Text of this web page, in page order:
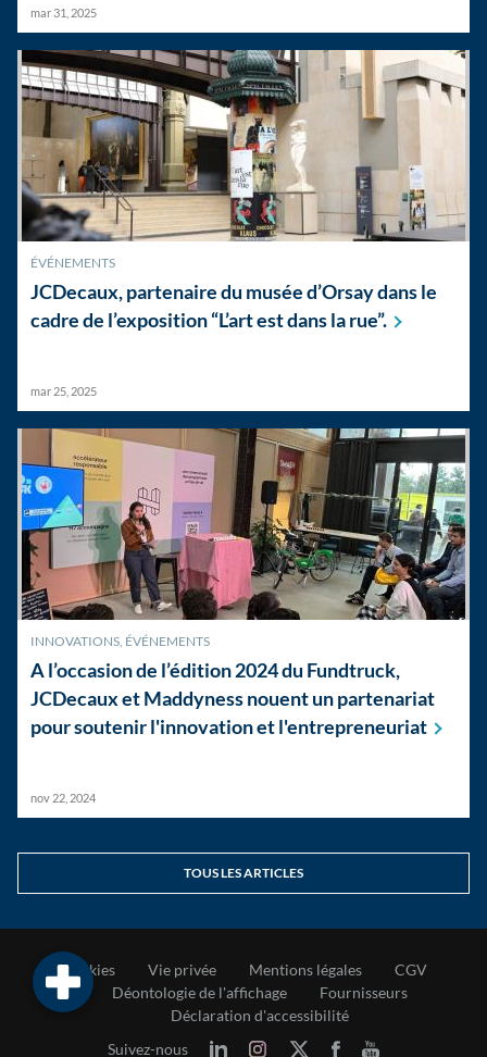
mar 31, 2025
ÉVÉNEMENTS
JCDecaux, partenaire du musée d’Orsay dans le
cadre de l’exposition “L’art est dans larue”.
mar 25, 2025
INNOVATIONS, ÉVÉNEMENTS
A l’occasion de l’édition 2024 du Fundtruck,
JCDecaux et Maddyness nouent un partenariat
pour soutenir l'innovation etl'entrepreneuriat
nov 22, 2024
TOUS LES ARTICLES
Cookies Vie privée Mentions légales
CGV
Déontologie de l'affichage
Fournisseurs
Déclaration d'accessibilité
Suivez-nous